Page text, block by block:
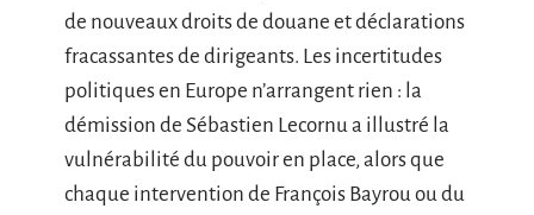
de nouveaux droits de douane et déclarations
fracassantes de dirigeants. Les incertitudes
politiques en Europe n’arrangent rien : la
démission de Sébastien Lecornu a illustré la
vulnérabilité du pouvoir en place, alors que
chaque intervention de François Bayrou ou du